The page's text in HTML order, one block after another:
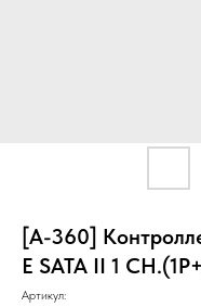
[A-360]
E SATA II 1
Артикул: